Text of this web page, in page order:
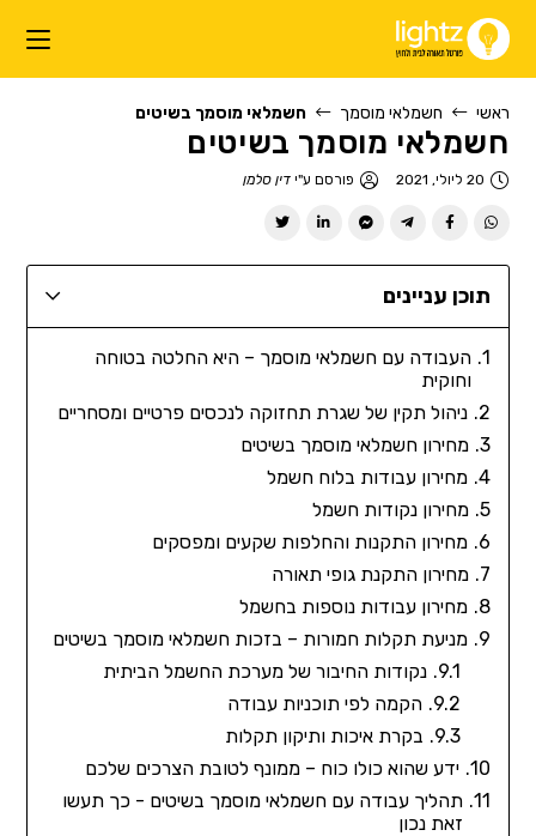
ראשי חשמלאי מוסמך חשמלאי מוסמך בשיטים
חשמלאי מוסמך בשיטים
20 ליולי, 2021 פורסם ע"ידין סלמן
תוכן עניינים
העבודה עם חשמלאי מוסמך – היא החלטה בטוחה
וחוקית
ניהול תקין של שגרת תחזוקה לנכסים פרטיים ומסחריים
מחירון חשמלאי מוסמך בשיטים
מחירון עבודות בלוח חשמל
מחירון נקודות חשמל
מחירון התקנות והחלפות שקעים ומפסקים
מחירון התקנת גופי תאורה
מחירון עבודות נוספות בחשמל
מניעת תקלות חמורות – בזכות חשמלאי מוסמך בשיטים
נקודות החיבור של מערכת החשמל הביתית
הקמה לפי תוכניות עבודה
בקרת איכות ותיקון תקלות
ידע שהוא כולו כוח – ממונף לטובת הצרכים שלכם
תהליך עבודה עם חשמלאי מוסמך בשיטים - כך תעשו
זאת נכון